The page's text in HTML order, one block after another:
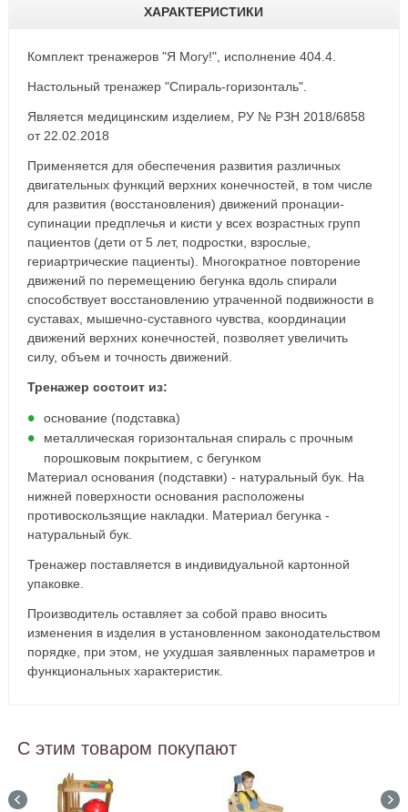
ХАРАКТЕРИСТИКИ
Комплект тренажеров "Я Могу!", исполнение 404.4.
Настольный тренажер "Спираль-горизонталь".
Является медицинским изделием, РУ № РЗН 2018/6858
от 22.02.2018
Применяется для обеспечения развития различных
двигательных функций верхних конечностей, в том числе
для развития (восстановления) движений пронации-
супинации предплечья и кисти у всех возрастных групп
пациентов (дети от 5 лет, подростки, взрослые,
гериартрические пациенты). Многократное повторение
движений по перемещению бегунка вдоль спирали
способствует восстановлению утраченной подвижности в
суставах, мышечно-суставного чувства, координации
движений верхних конечностей, позволяет увеличить
силу, объем и точность движений.
Тренажер состоит из:
основание (подставка)
металлическая горизонтальная спираль с прочным
порошковым покрытием, с бегунком
Материал основания (подставки) - натуральный бук. На
нижней поверхности основания расположены
противоскользящие накладки. Материал бегунка -
натуральный бук.
Тренажер поставляется в индивидуальной картонной
упаковке.
Производитель оставляет за собой право вносить
изменения в изделия в установленном законодательством
порядке, при этом, не ухудшая заявленных параметров и
функциональных характеристик.
С этим товаром покупают